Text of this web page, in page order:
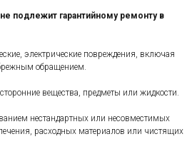
подлежит гарантийному ремонту в
электрические повреждения, включая
обращением.
вещества, предметы или жидкости.
нестандартных или несовместимых
расходных материалов или чистящих